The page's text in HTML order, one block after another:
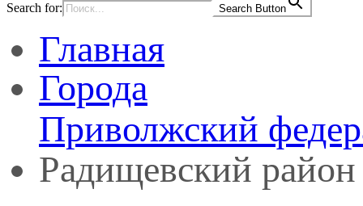
Search for: Search Button
Главная
Города
Приволжский
Радищевский район